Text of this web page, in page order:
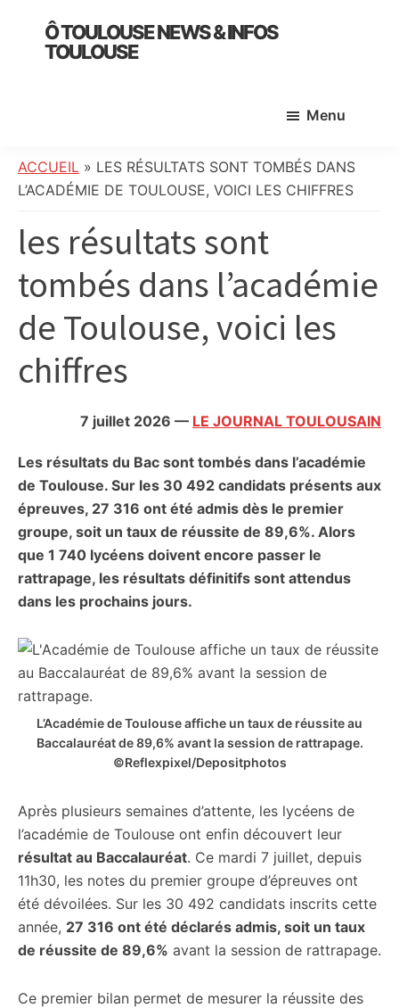
primary
Ô TOULOUSE NEWS & INFOS
TOULOUSE
:
info
société,
culture,
politique,
faits
et
citoyennes
Menu
ACCUEIL » LES RÉSULTATS SONT TOMBÉS DANS
L’ACADÉMIE DE TOULOUSE, VOICI LES CHIFFRES
les résultats sont
tombés dans l’académie
de Toulouse, voici les
chiffres
7 juillet 2026 — LE JOURNAL TOULOUSAIN
Les résultats du Bac sont tombés dans l’académie
de Toulouse. Sur les 30 492 candidats présents aux
épreuves, 27 316 ont été admis dès le premier
groupe, soit un taux de réussite de 89,6%. Alors
que 1 740 lycéens doivent encore passer le
rattrapage, les résultats définitifs sont attendus
dans les prochains jours.
L’Académie de Toulouse affiche un taux de réussite au
Baccalauréat de 89,6% avant la session de rattrapage.
©Reflexpixel/Depositphotos
Après plusieurs semaines d’attente, les lycéens de
l’académie de Toulouse ont enfin découvert leur
résultat au Baccalauréat. Ce mardi 7 juillet, depuis
11h30, les notes du premier groupe d’épreuves ont
été dévoilées. Sur les 30 492 candidats inscrits cette
année, 27 316 ont été déclarés admis, soit un taux
de réussite de 89,6% avant la session de rattrapage.
Ce premier bilan permet de mesurer la réussite des